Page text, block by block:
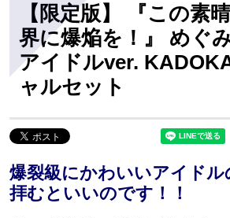
【限定版】 『この素
界に爆焔を！』 めぐ
アイドルver.
ャルセット
爆裂級にかわいいアイドル
拝むといいのです！！